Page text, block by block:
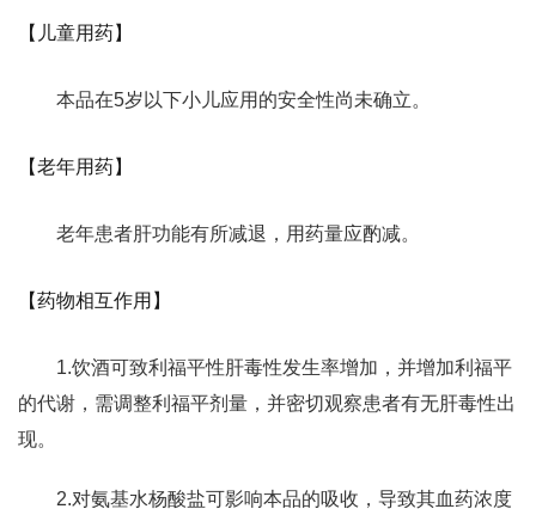
【儿童用药】
本品在5岁以下小儿应用的安全性尚未确立。
【老年用药】
老年患者肝功能有所减退，用药量应酌减。
【药物相互作用】
1.饮酒可致利福平性肝毒性发生率增加，并增加利福平
的代谢，需调整利福平剂量，并密切观察患者有无肝毒性出
现。
2.对氨基水杨酸盐可影响本品的吸收，导致其血药浓度